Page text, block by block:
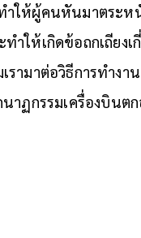
ำให้ผู้คนหันมาตระห
ำให้เกิดข้อถกเถียง
ามาต่อวิธีการทำงา
าฏกรรมเครื่องบินต